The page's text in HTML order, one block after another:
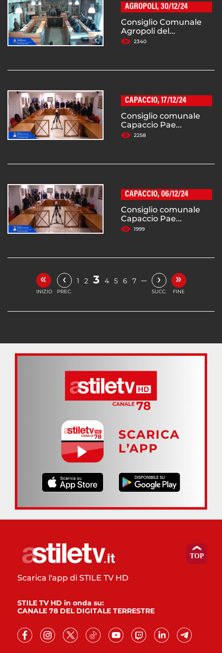
AGROPOLI, 30/12/24
Consiglio Comunale
Agropoli del...
2340
CAPACCIO, 17/12/24
Consiglio comunale
Capaccio Pae...
2258
CAPACCIO, 06/12/24
Consiglio comunale
Capaccio Pae...
1999
«
INIZIO
‹
PREC.
1 2 3 4 5 6 7 … ›
SUCC.
»
FINE
SCARICA
L’APP
Scarica l'app di STILE TV HD
STILE TV HD in onda su:
CANALE 78 DEL DIGITALE TERRESTRE